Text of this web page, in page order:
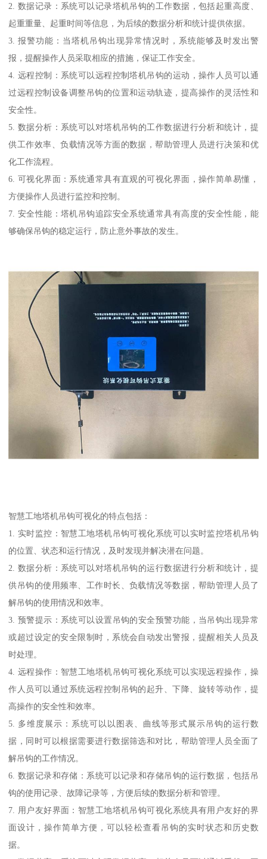
2. 数据记录：系统可以记录塔机吊钩的工作数据，包括起重高度、
起重重量、起重时间等信息，为后续的数据分析和统计提供依据。
3. 报警功能：当塔机吊钩出现异常情况时，系统能够及时发出警
报，提醒操作人员采取相应的措施，保证工作安全。
4. 远程控制：系统可以远程控制塔机吊钩的运动，操作人员可以通
过远程控制设备调整吊钩的位置和运动轨迹，提高操作的灵活性和
安全性。
5. 数据分析：系统可以对塔机吊钩的工作数据进行分析和统计，提
供工作效率、负载情况等方面的数据，帮助管理人员进行决策和优
化工作流程。
6. 可视化界面：系统通常具有直观的可视化界面，操作简单易懂，
方便操作人员进行监控和控制。
7. 安全性能：塔机吊钩追踪安全系统通常具有高度的安全性能，能
够确保吊钩的稳定运行，防止意外事故的发生。
智慧工地塔机吊钩可视化的特点包括：
1. 实时监控：智慧工地塔机吊钩可视化系统可以实时监控塔机吊钩
的位置、状态和运行情况，及时发现并解决潜在问题。
2. 数据分析：系统可以对塔机吊钩的运行数据进行分析和统计，提
供吊钩的使用频率、工作时长、负载情况等数据，帮助管理人员了
解吊钩的使用情况和效率。
3. 预警提示：系统可以设置吊钩的安全预警功能，当吊钩出现异常
或超过设定的安全限制时，系统会自动发出警报，提醒相关人员及
时处理。
4. 远程操作：智慧工地塔机吊钩可视化系统可以实现远程操作，操
作人员可以通过系统远程控制吊钩的起升、下降、旋转等动作，提
高操作的安全性和效率。
5. 多维度展示：系统可以以图表、曲线等形式展示吊钩的运行数
据，同时可以根据需要进行数据筛选和对比，帮助管理人员全面了
解吊钩的工作情况。
6. 数据记录和存储：系统可以记录和存储吊钩的运行数据，包括吊
钩的使用记录、故障记录等，方便后续的数据分析和管理。
7. 用户友好界面：智慧工地塔机吊钩可视化系统具有用户友好的界
面设计，操作简单方便，可以轻松查看吊钩的实时状态和历史数
据。